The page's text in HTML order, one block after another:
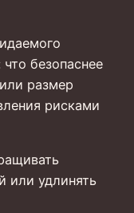
безопаснее
размер
рисками
или удлинять